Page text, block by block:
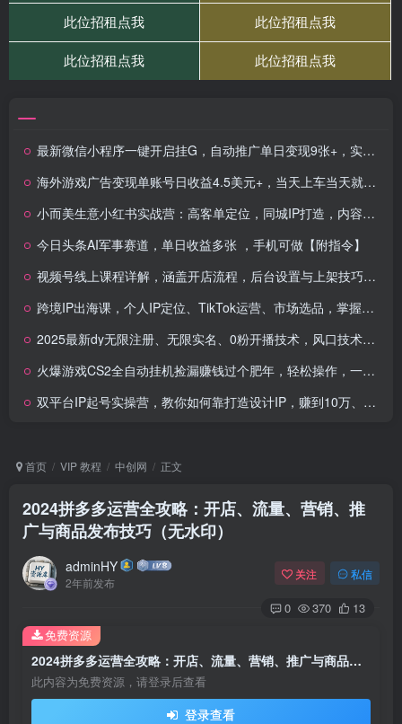
最新微信小程序一键开启挂G，自动推广单日变现9张+，实现睡后都在挣米
海外游戏广告变现单账号日收益4.5美元+，当天上车当天就可以变现
小而美生意小红书实战营：高客单定位，同城IP打造，内容变现，引爆门店高价客户
今日头条AI军事赛道，单日收益多张 ，手机可做【附指令】
视频号线上课程详解，涵盖开店流程，后台设置与上架技巧，起号法则
跨境IP出海课，个人IP定位、TikTok运营、市场选品，掌握核心闭环，实现月入1万美金+
2025最新dy无限注册、无限实名、0粉开播技术，风口技术预学从速
火爆游戏CS2全自动挂机捡漏赚钱过个肥年，轻松操作，一部手机轻松日入500+
双平台IP起号实操营，教你如何靠打造设计IP，赚到10万、100万、1000万?
首页 VIP 教程 中创网 正文
2024拼多多运营全攻略：开店、流量、营销、推
广与商品发布技巧（无水印）
adminHY
2年前发布
关注 私信
0 370 13
2024拼多多运营全攻略：开店、流量、营销、推广与商品发布技巧（无水印）
此内容为免费资源，请登录后查看
登录查看
免费资源